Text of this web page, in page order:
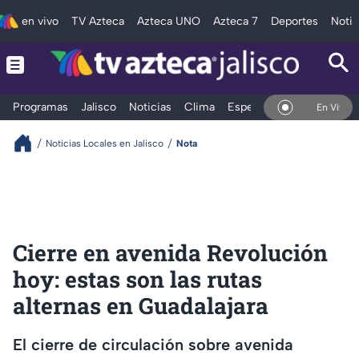
en vivo TV Azteca Azteca UNO Azteca 7 Deportes
Programas Jalisco Noticias Clima Espectáculos Deportes
En Vivo
Noticias Locales en Jalisco Nota
Cierre en avenida Revolución
hoy: estas son las rutas
alternas en Guadalajara
El cierre de circulación sobre avenida